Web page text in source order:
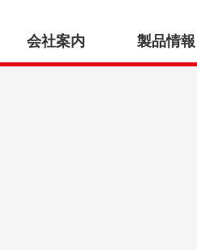
会社案内 製品情報